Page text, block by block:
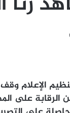
الإعلام
على